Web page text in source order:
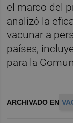
el marco del
analizó la
vacunar a
países,
para la
ARCHIVADO EN